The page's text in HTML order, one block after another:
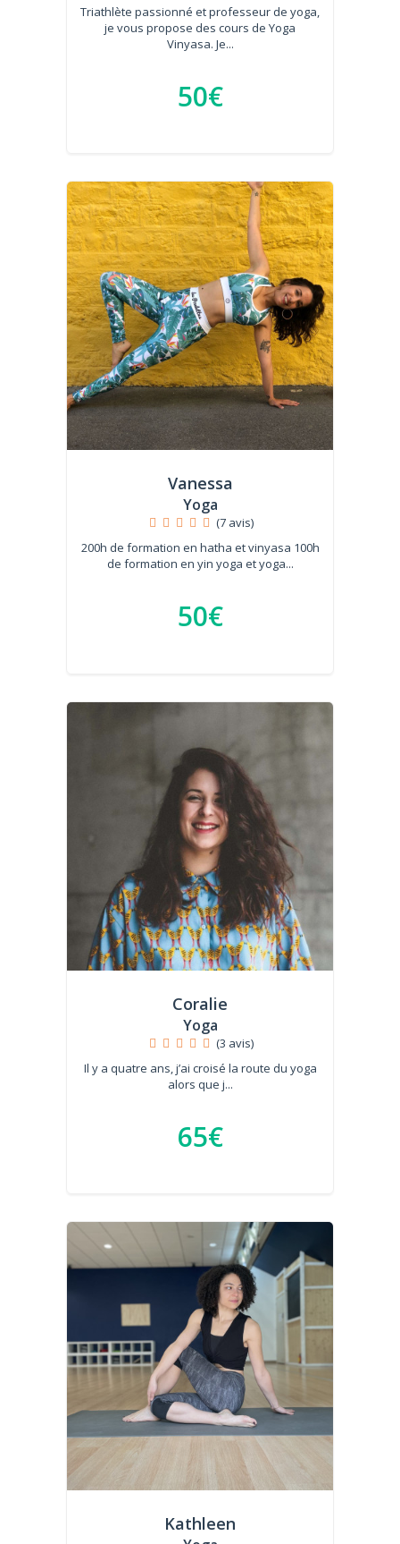
Triathlète passionné et professeur de yoga,
je vous propose des cours de Yoga
Vinyasa. Je...
50€
Vanessa
Yoga
(7 avis)
200h de formation en hatha et vinyasa 100h
de formation en yin yoga et yoga...
50€
Coralie
Yoga
(3 avis)
Il y a quatre ans, j’ai croisé la route du yoga
alors que j...
65€
Kathleen